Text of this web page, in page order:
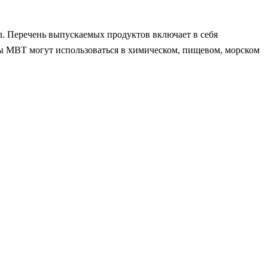
Перечень выпускаемых продуктов включает в себя
могут использоваться в химическом, пищевом, морском